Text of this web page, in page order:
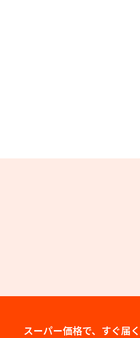
スーパー価格で、すぐ届く